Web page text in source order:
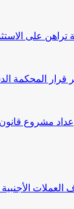
قرار المحكمة
مشروع قانون
الأجنبية